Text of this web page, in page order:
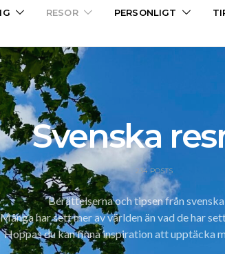
RESOR PERSONLIGT
Svenska
234 POSTS
Berättelserna och tipsen från svenska
Många har sett mer av världen än vad de har
Hoppas du kan finna inspiration att upptäcka